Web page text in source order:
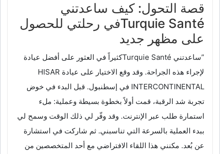
قصة التحول: كيف ساعدتني
Turquie Santéفي رحلتي للحصول
على مظهر جديد
”ساعدتني Turquie Santéكثيراً في العثور على أفضل عيادة
لإجراء هذه الجراحة. وقد وقع الاختيار على عيادة HISAR
INTERCONTINENTAL في إسطنبول. قبل البدء في خوض
تجربة شد الرقبة، قمت أولاً بخطوة بسيطة وعملية: ملء
استمارة طلب عبر الإنترنت. وقد وفّر لي ذلك الوقت وسمح لي
ببدء العملية بالسرعة التي تناسبني. ثم شاركت في استشارة
عن بُعد. مكنني هذا اللقاء الافتراضي مع أحد المتخصصين من